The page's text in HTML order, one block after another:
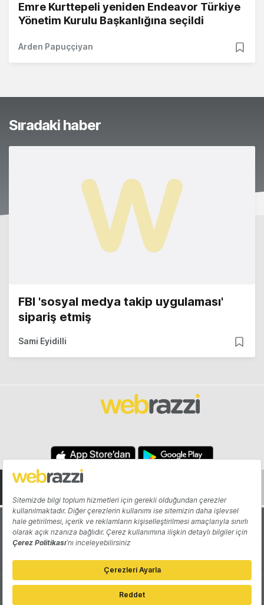
Emre Kurttepeli yeniden Endeavor Türkiye
Yönetim Kurulu Başkanlığına seçildi
Arden Papuççiyan
Sıradaki haber
FBI 'sosyal medya takip uygulaması'
sipariş etmiş
Sami Eyidilli
Hakkında Yazarlar
Katkıda Bulun Reklam